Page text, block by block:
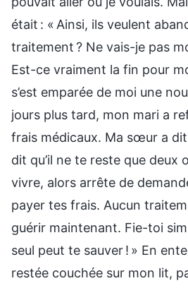
était : « Ainsi, ils veulent
traitement ? Ne vais-je pas
Est-ce vraiment la fin pour
s’est emparée de moi une
jours plus tard, mon mari a
frais médicaux. Ma sœur a dit
dit qu’il ne te reste que deux
vivre, alors arrête de
payer tes frais. Aucun
guérir maintenant. Fie-toi
seul peut te sauver ! » En
restée couchée sur mon lit,